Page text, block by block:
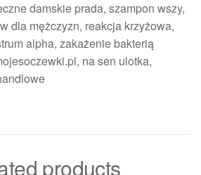
damskie prada, szampon wszy,
dla mężczyzn, reakcja krzyżowa,
alpha, zakażenie bakterią
na sen ulotka,
products